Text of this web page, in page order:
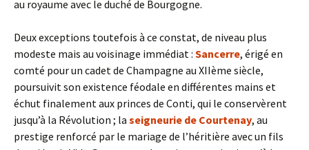
au royaume avec le duché de Bourgogne.
Deux exceptions toutefois à ce constat, de niveau plus
modeste mais au voisinage immédiat : Sancerre, érigé en
comté pour un cadet de Champagne au XIIème siècle,
poursuivit son existence féodale en différentes mains et
échut finalement aux princes de Conti, qui le conservèrent
jusqu’à la Révolution ; la seigneurie de Courtenay, au
prestige renforcé par le mariage de l’héritière avec un fils